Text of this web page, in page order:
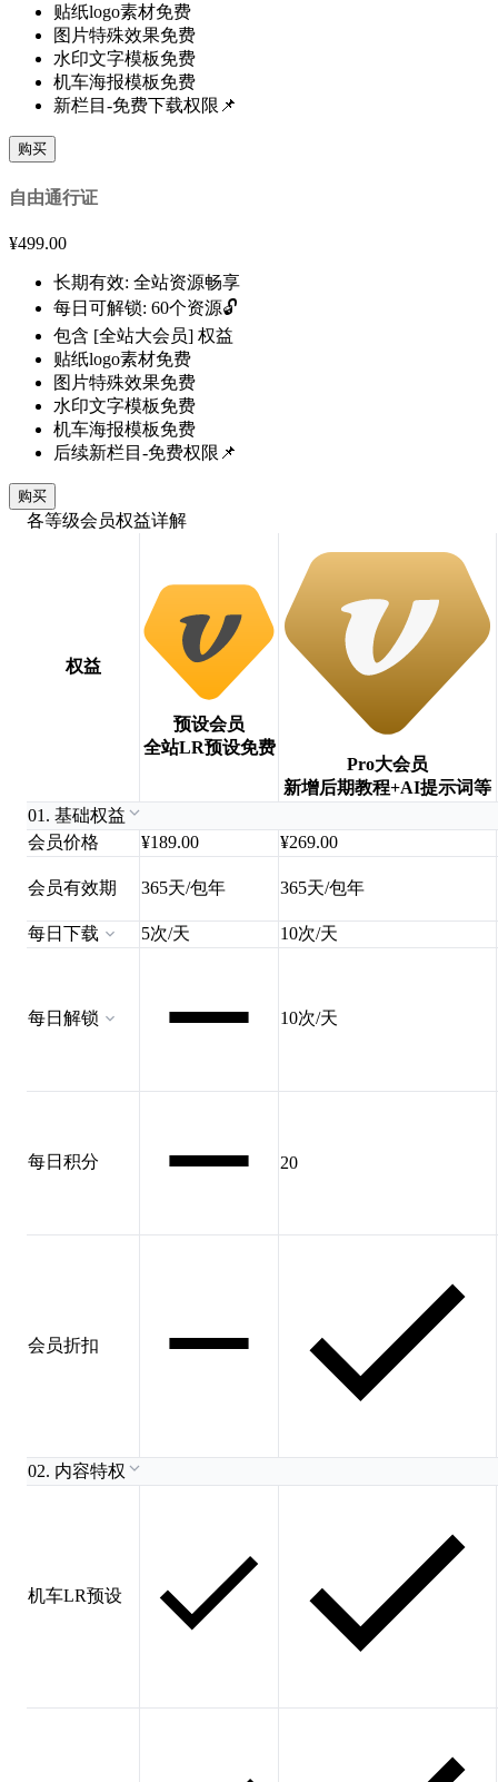
贴纸logo素材免费
图片特殊效果免费
水印文字模板免费
机车海报模板免费
新栏目-免费下载权限📌
购买
自由通行证
¥499.00
长期有效: 全站资源畅享
每日可解锁: 60个资源🔓
包含 [全站大会员] 权益
贴纸logo素材免费
图片特殊效果免费
水印文字模板免费
机车海报模板免费
后续新栏目-免费权限📌
购买
各等级会员权益详解
权益
预设会员
全站LR预设免费
Pro大会员
新增后期教程+AI提示词等
01. 基础权益
会员价格
¥189.00 ¥269.00
会员有效期 365天/包年 365天/包年
每日下载 5次/天 10次/天
每日解锁 10次/天
每日积分 20
会员折扣
02. 内容特权
机车LR预设